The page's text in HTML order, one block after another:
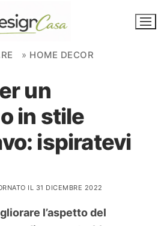
» HOME DECOR
un
in stile
ispiratevi
IL 31 DICEMBRE 2022
l’aspetto del